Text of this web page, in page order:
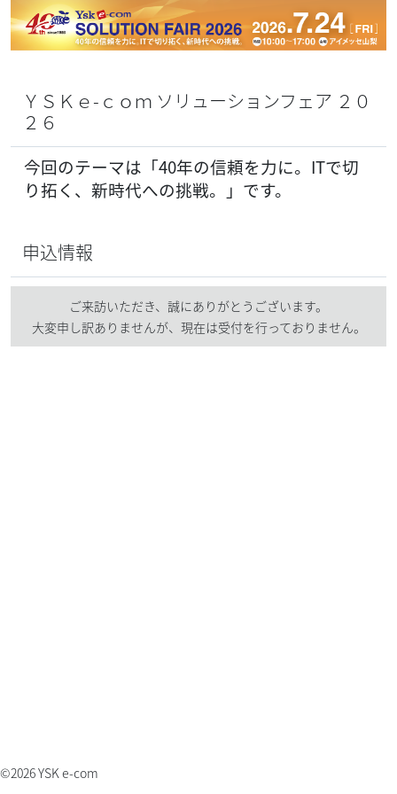
ＹＳＫｅ-ｃｏｍ ソリューションフェア ２０
２６
今回のテーマは「40年の信頼を力に。ITで切
り拓く、新時代への挑戦。」です。
申込情報
ご来訪いただき、誠にありがとうございます。
大変申し訳ありませんが、現在は受付を行っておりません。
©2026 YSK e-com